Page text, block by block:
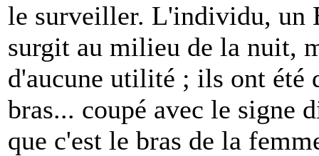
le surveiller. L'individu, un
surgit au milieu de la nuit,
d'aucune utilité ; ils ont été
bras... coupé avec le
que c'est le bras de la